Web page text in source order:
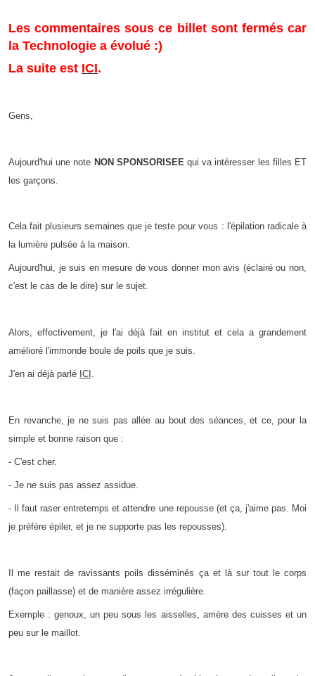
Les commentaires sous ce billet sont fermés car
la Technologie a évolué :)
La suite est ICI.
Gens,
Aujourd'hui une note NON SPONSORISEE qui va intéresser les filles ET
les garçons.
Cela fait plusieurs semaines que je teste pour vous : l'épilation radicale à
la lumière pulsée à la maison.
Aujourd'hui, je suis en mesure de vous donner mon avis (éclairé ou non,
c'est le cas de le dire) sur le sujet.
Alors, effectivement, je l'ai déjà fait en institut et cela a grandement
amélioré l'immonde boule de poils que je suis.
J'en ai déjà parlé ICI .
En revanche, je ne suis pas allée au bout des séances, et ce, pour la
simple et bonne raison que :
- C'est cher.
- Je ne suis pas assez assidue.
- Il faut raser entretemps et attendre une repousse (et ça, j'aime pas. Moi
je préfère épiler, et je ne supporte pas les repousses).
Il me restait de ravissants poils disséminés ça et là sur tout le corps
(façon paillasse) et de manière assez irrégulière.
Exemple : genoux, un peu sous les aisselles, arrière des cuisses et un
peu sur le maillot.